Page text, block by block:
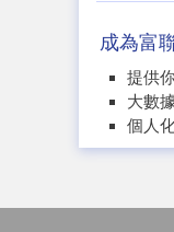
成為富
提供
大數
個人